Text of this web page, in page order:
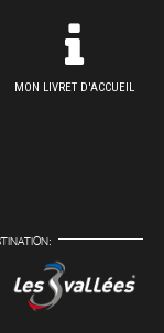
MON LIVRET D'ACCUEIL